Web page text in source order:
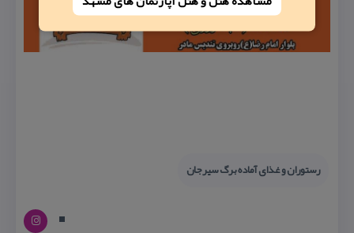
رستوران و غذای آماده برگ سیرجان